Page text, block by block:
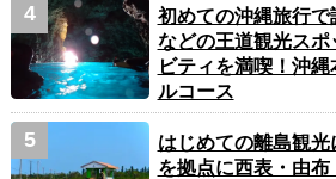
初めての沖縄旅行
などの王道観光スポ
ビティを満喫！沖
ルコース
はじめての離島観
を拠点に西表・由